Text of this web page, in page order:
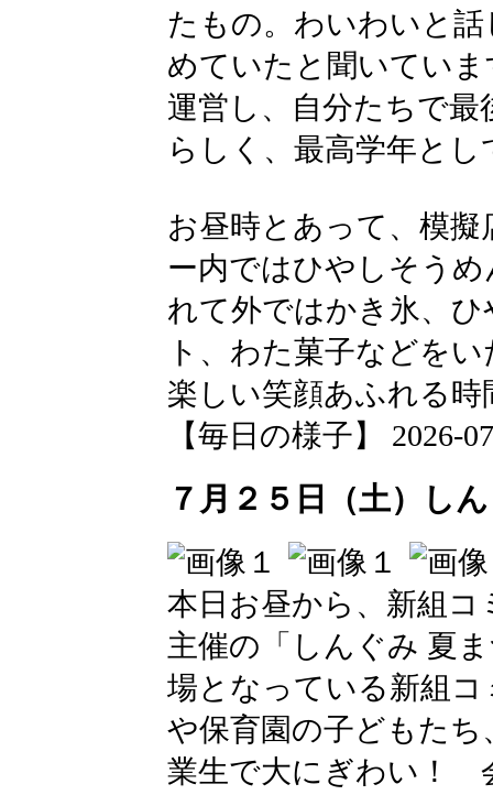
たもの。わいわいと
めていたと聞いてい
運営し、自分たちで
らしく、最高学年と
お昼時とあって、模
ー内ではひやしそう
れて外ではかき氷、
ト、わた菓子などを
楽しい笑顔あふれる時
【毎日の様子】 2026-
７月２５日（土）し
本日お昼から、⁠新組
主催の「しんぐみ 夏
場となっている新組
や保育園の子どもた
業生で大にぎわい！